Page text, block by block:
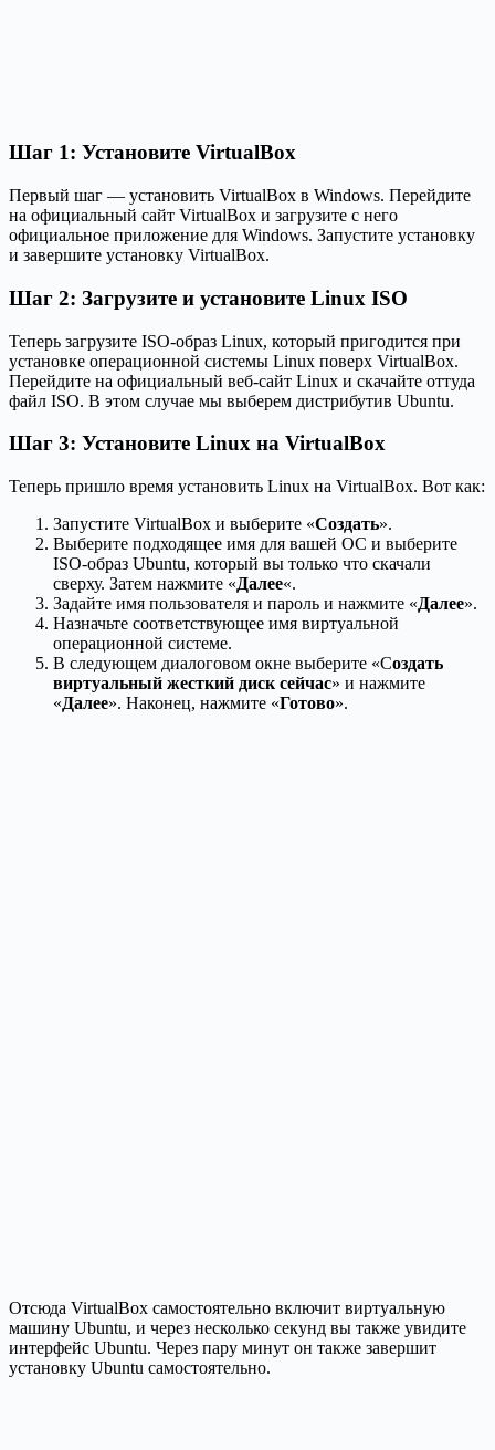
Шаг 1: Установите VirtualBox
Первый шаг — установить VirtualBox в Windows. Перейдите
на официальный сайт VirtualBox и загрузите с него
официальное приложение для Windows. Запустите установку
и завершите установку VirtualBox.
Шаг 2: Загрузите и установите Linux ISO
Теперь загрузите ISO-образ Linux, который пригодится при
установке операционной системы Linux поверх VirtualBox.
Перейдите на официальный веб-сайт Linux и скачайте оттуда
файл ISO. В этом случае мы выберем дистрибутив Ubuntu.
Шаг 3: Установите Linux на VirtualBox
Теперь пришло время установить Linux на VirtualBox. Вот как:
Запустите VirtualBox и выберите «Создать».
Выберите подходящее имя для вашей ОС и выберите
ISO-образ Ubuntu, который вы только что скачали
сверху. Затем нажмите «Далее«.
Задайте имя пользователя и пароль и нажмите «Далее».
Назначьте соответствующее имя виртуальной
операционной системе.
В следующем диалоговом окне выберите «Создать
виртуальный жесткий диск сейчас» и нажмите
«Далее». Наконец, нажмите «Готово».
Отсюда VirtualBox самостоятельно включит виртуальную
машину Ubuntu, и через несколько секунд вы также увидите
интерфейс Ubuntu. Через пару минут он также завершит
установку Ubuntu самостоятельно.